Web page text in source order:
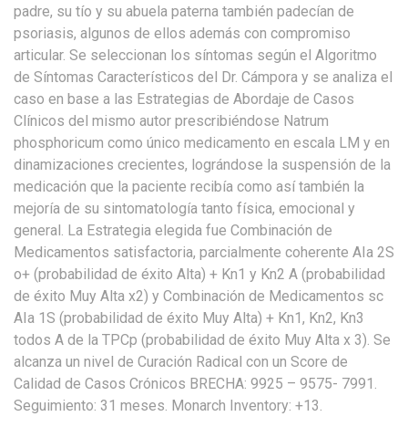
padre, su tío y su abuela paterna también padecían de
psoriasis, algunos de ellos además con compromiso
articular. Se seleccionan los síntomas según el Algoritmo
de Síntomas Característicos del Dr. Cámpora y se analiza el
caso en base a las Estrategias de Abordaje de Casos
Clínicos del mismo autor prescribiéndose Natrum
phosphoricum como único medicamento en escala LM y en
dinamizaciones crecientes, lográndose la suspensión de la
medicación que la paciente recibía como así también la
mejoría de su sintomatología tanto física, emocional y
general. La Estrategia elegida fue Combinación de
Medicamentos satisfactoria, parcialmente coherente AIa 2S
o+ (probabilidad de éxito Alta) + Kn1 y Kn2 A (probabilidad
de éxito Muy Alta x2) y Combinación de Medicamentos sc
AIa 1S (probabilidad de éxito Muy Alta) + Kn1, Kn2, Kn3
todos A de la TPCp (probabilidad de éxito Muy Alta x 3). Se
alcanza un nivel de Curación Radical con un Score de
Calidad de Casos Crónicos BRECHA: 9925 – 9575- 7991.
Seguimiento: 31 meses. Monarch Inventory: +13.